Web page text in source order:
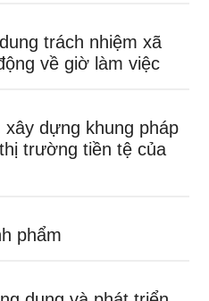
trách nhiệm xã
về giờ làm việc
dựng khung pháp
trường tiền tệ của
phẩm